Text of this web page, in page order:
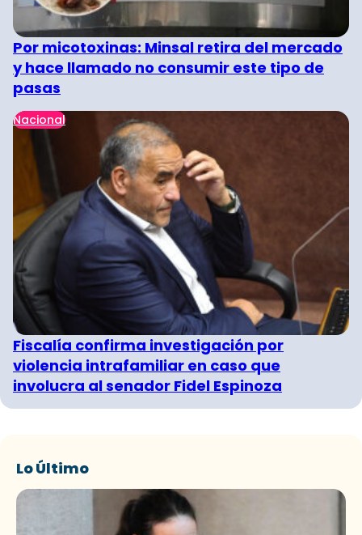
Por micotoxinas: Minsal retira del mercado
y hace llamado no consumir este tipo de
pasas
Nacional
Fiscalía confirma investigación por
violencia intrafamiliar en caso que
involucra al senador Fidel Espinoza
Lo Último